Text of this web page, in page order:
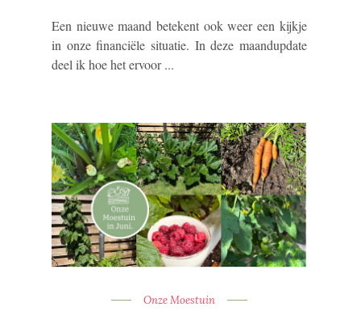
Een nieuwe maand betekent ook weer een kijkje
in onze financiële situatie. In deze maandupdate
deel ik hoe het ervoor ...
Onze Moestuin